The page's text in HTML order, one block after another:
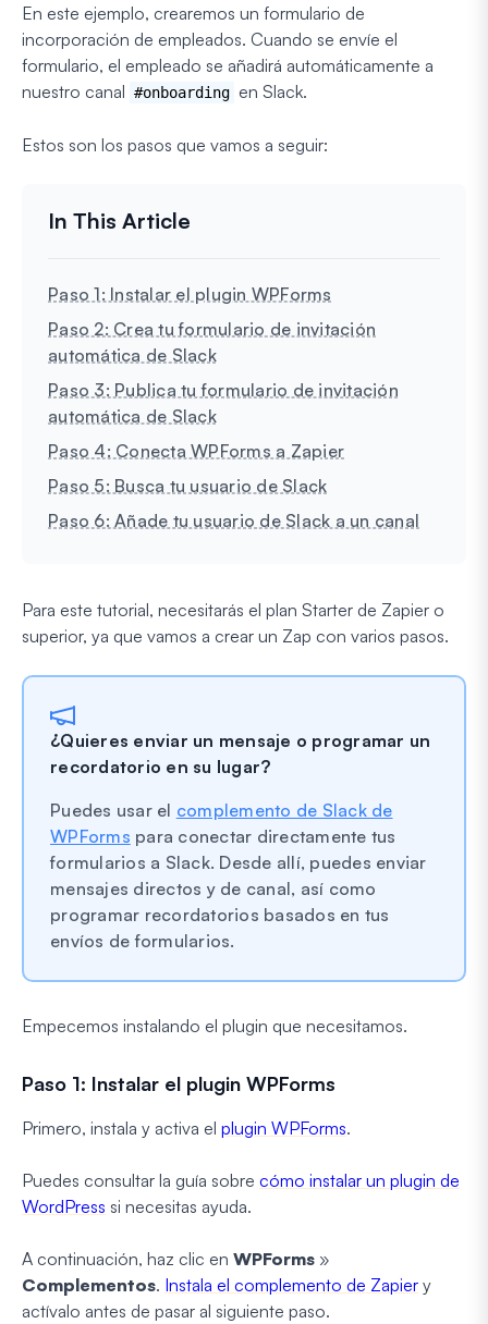
En este ejemplo, crearemos un formulario de
incorporación de empleados. Cuando se envíe el
formulario, el empleado se añadirá automáticamente a
nuestro canal #onboarding en Slack.
Estos son los pasos que vamos a seguir:
Paso 1: Instalar el plugin WPForms
Paso 2: Crea tu formulario de invitación
automática de Slack
Paso 3: Publica tu formulario de invitación
automática de Slack
Paso 4: Conecta WPForms a Zapier
Paso 5: Busca tu usuario de Slack
Paso 6: Añade tu usuario de Slack a un canal
Para este tutorial, necesitarás el plan Starter de Zapier o
superior, ya que vamos a crear un Zap con varios pasos.
¿Quieres enviar un mensaje o programar un
recordatorio en su lugar?
Puedes usar el complemento de Slack de
WPForms para conectar directamente tus
formularios a Slack. Desde allí, puedes enviar
mensajes directos y de canal, así como
programar recordatorios basados en tus
envíos de formularios.
Empecemos instalando el plugin que necesitamos.
Paso 1: Instalar el plugin WPForms
Primero, instala y activa el plugin WPForms.
Puedes consultar la guía sobre cómo instalar un plugin de
WordPress si necesitas ayuda.
A continuación, haz clic en WPForms »
Complementos. Instala el complemento de Zapier y
actívalo antes de pasar al siguiente paso.